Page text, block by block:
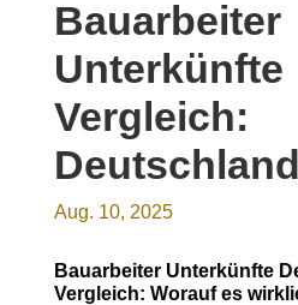
Bauarbeiter
Unterkünfte
Vergleich:
Aug. 10, 2025
Bauarbeiter Unterkünfte
Vergleich: Worauf es